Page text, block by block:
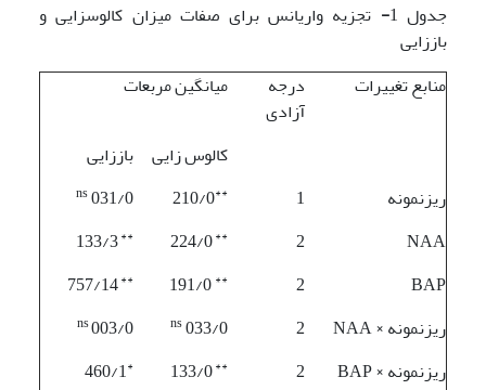
جدول 1 - تجزیه واریانس برای صفات میزان کالوس­زایی و
باززایی
منابع تغییرات
درجه
آزادی
میانگین مربعات
کالوس زایی باززایی
ریز­نمونه
1
**
210/0
ns031/0
NAA
2
**
224/0
**
133/3
BAP
2
**
**
757/14
ریز­نمونه × NAA
2
ns033/0
ns003/0
ریز­نمونه × BAP
2
**
133/0
*
460/1